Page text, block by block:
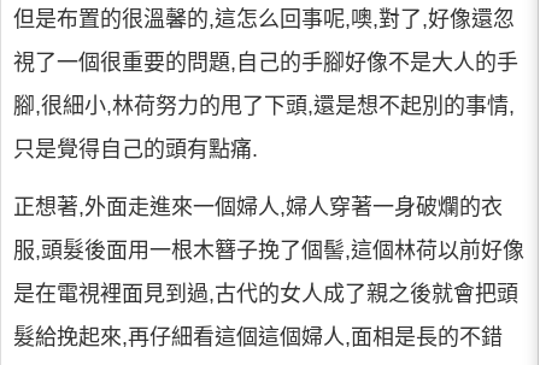
但是布置的很溫馨的,這怎么回事呢,噢,對了,好像還忽
視了一個很重要的問題,自己的手腳好像不是大人的手
腳,很細小,林荷努力的甩了下頭,還是想不起別的事情,
只是覺得自己的頭有點痛.
正想著,外面走進來一個婦人,婦人穿著一身破爛的衣
服,頭髮後面用一根木簪子挽了個髻,這個林荷以前好像
是在電視裡面見到過,古代的女人成了親之後就會把頭
髮給挽起來,再仔細看這個這個婦人,面相是長的不錯